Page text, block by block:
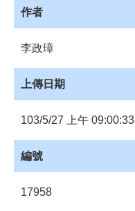
管
管
理
作者
李政璋
上傳日期
103/5/27 上午 09:00:33
編號
17958